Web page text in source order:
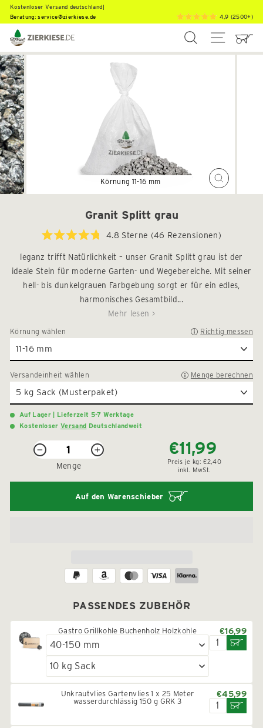
Direkt
zum
Inhalt
Kostenlos|
Beratung:service@zierkiese.de 4,9 (2500+)
SUCHE
Schließen
(Esc)
Granit Splitt grau
4.8
von
5
bewertet
4.8 Sterne (46 Rezensionen)
um
zu
den
leganz trifft Natürlichkeit – unser Granit Splitt grau ist der
ideale Stein für moderne Garten- und Wegebereiche. Mit seiner
hell- bis dunkelgrauen Farbgebung sorgt er für ein edles,
harmonisches Gesamtbild...
Mehr lesen >
Körnung wählen Richtig messen
Versandeinheitwählen Menge berechnen
Auf Lager | Lieferzeit 5-7 Werktage
KostenloserVersand Deutschlandweit
−
+
Menge
Normaler
Preis
Sonderpreis
€11,99
Preis je kg: €2,40
inkl. MwSt.
Auf den Warenschieber
PASSENDES ZUBEHÖR
Gastro Grillkohle Buchenholz Holzkohle €16,99
Unkrautvlies Gartenvlies 1 x 25 Meter
wasserdurchlässig 150 g GRK 3
€45,99